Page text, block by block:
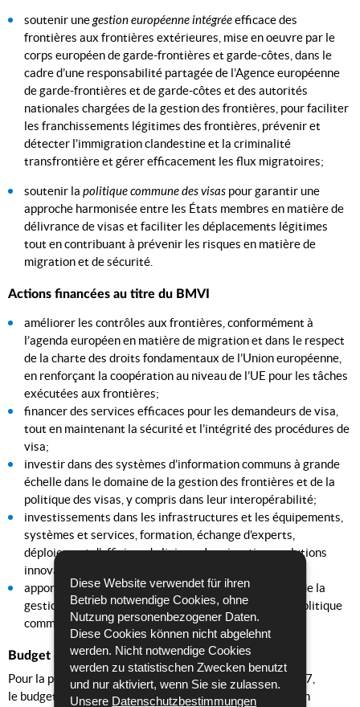
Diese Website verwendet für ihren
Betrieb notwendige Cookies, ohne
Nutzung personenbezogener Daten.
Diese Cookies können nicht abgelehnt
werden. Nicht notwendige Cookies
werden zu statistischen Zwecken benutzt
und nur aktiviert, wenn Sie sie zulassen.
Unsere Datenschutzbestimmungen
soutenir unegestion européenne intégréeefficace des
frontières aux frontières extérieures, mise en oeuvre par le
corps européen de garde-frontières et garde-côtes, dans le
cadre d’une responsabilité partagée de l’Agence européenne
de garde-frontières et de garde-côtes et des autorités
nationales chargées de la gestion des frontières, pour faciliter
les franchissements légitimes des frontières, prévenir et
détecter l’immigration clandestine et la criminalité
transfrontière et gérer efficacement les flux migratoires;
soutenir la politique commune des visas pour garantir une
approche harmonisée entre les États membres en matière de
délivrance de visas et faciliter les déplacements légitimes
tout en contribuant à prévenir les risques en matière de
migration et de sécurité.
Actions financées au titre du BMVI
améliorer les contrôles aux frontières, conformément à
l’agenda européen en matière de migration et dans le respect
de la charte des droits fondamentaux de l’Union européenne,
en renforçant la coopération au niveau de l’UE pour les tâches
exécutées aux frontières;
financer des services efficaces pour les demandeurs de visa,
tout en maintenant la sécurité et l’intégrité des procédures de
visa;
investir dans des systèmes d’information communs à grande
échelle dans le domaine de la gestion des frontières et de la
politique des visas, y compris dans leur interopérabilité;
investissements dans les infrastructures et les équipements,
systèmes et services, formation, échange d’experts,
déploiement d’officiers de liaison «Immigration», solutions
innovantes et nouvelles technologies, études;
apporter un soutien opérationnel à la mise en œuvre de la
gestion européenne intégrée des frontières et de la politique
commune des visas.
Budget et allocation des fonds
Pour la période du 1er janvier 2021 au 31 décembre 2027,
le budget s’élève à 5,241 milliards d’euros et comprend un